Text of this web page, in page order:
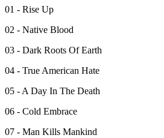
01 - Rise Up
02 - Native Blood
03 - Dark Roots Of Earth
04 - True American Hate
05 - A Day In The Death
06 - Cold Embrace
07 - Man Kills Mankind